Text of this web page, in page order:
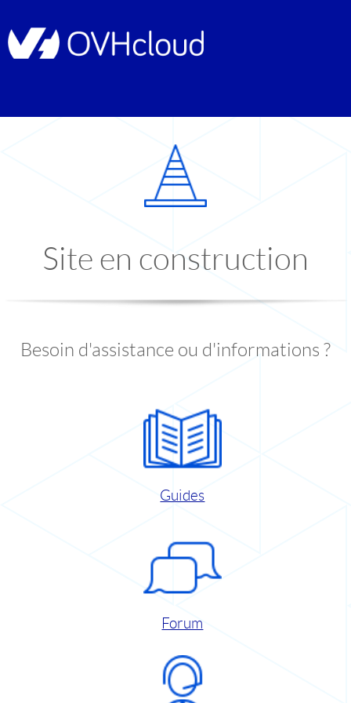
Site en construction
Besoin d'assistance ou d'informations ?
Guides
Forum